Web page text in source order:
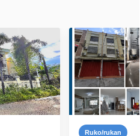
Ruko/rukan